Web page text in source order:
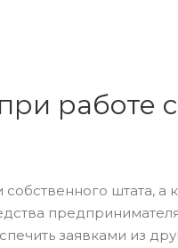
работе
штата, а
заявками из